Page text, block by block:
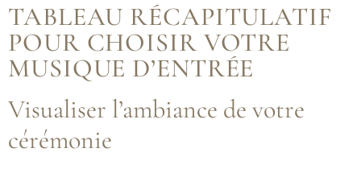
TABLEAU RÉCAPITULATIF
POUR CHOISIR VOTRE
MUSIQUE D’ENTRÉE
Visualiser l’ambiance de votre
cérémonie